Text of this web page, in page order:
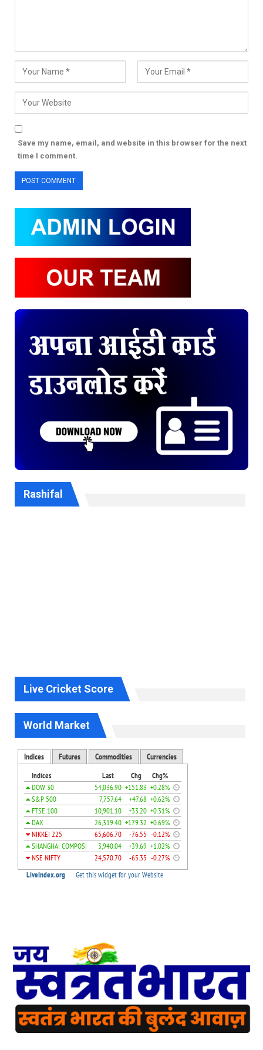
Save my name, email, and website in this browser for the next
time I comment.
Rashifal
Live Cricket Score
World Market